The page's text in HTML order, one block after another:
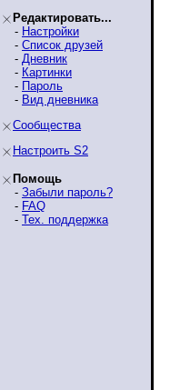
Редактировать...
- Настройки
- Список друзей
- Дневник
- Картинки
- Пароль
- Вид дневника
Сообщества
Настроить S2
Помощь
- Забыли пароль?
- FAQ
- Тех. поддержка